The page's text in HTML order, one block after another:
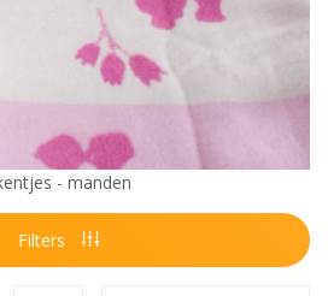
- manden
Filters